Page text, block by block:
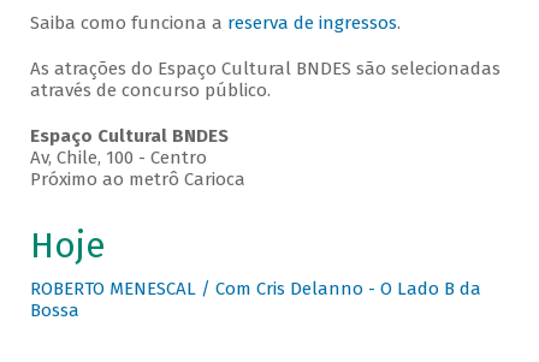
Saiba como funciona a reserva de ingressos.
As atrações do Espaço Cultural BNDES são selecionadas
através de concurso público.
Espaço Cultural BNDES
Av, Chile, 100 - Centro
Próximo ao metrô Carioca
Hoje
ROBERTO MENESCAL / Com Cris Delanno - O Lado B da
Bossa